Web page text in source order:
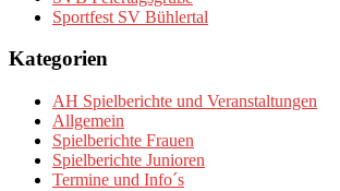
Sportfest SV Bühlertal
Kategorien
AH Spielberichte und Veranstaltungen
Allgemein
Spielberichte Frauen
Spielberichte Junioren
Termine und Info´s